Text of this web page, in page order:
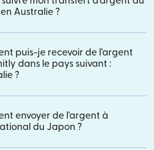
Australie ?
puis-je recevoir de l'argent
dans le pays suivant :
?
envoyer de l'argent à
du Japon ?